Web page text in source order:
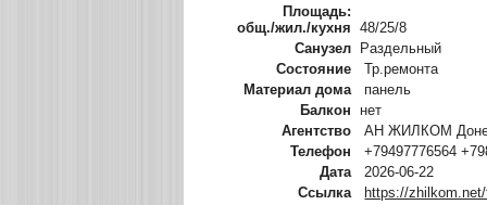
Площадь:
общ./жил./кухня
48/25/8
Санузел Раздельный
Состояние
Тр.ремонта
Материал дома
панель
Балкон
нет
Агентство
АН ЖИЛКОМ
Телефон
+79497776564
Дата
2026-06-22
Ссылка
https://